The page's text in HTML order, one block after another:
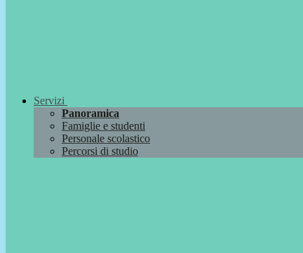
Servizi
Panoramica
Famiglie e studenti
Personale scolastico
Percorsi di studio